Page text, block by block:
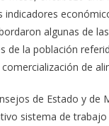
indicadores
algunas de
de la población
de
de Estado y de
sistema de trabajo